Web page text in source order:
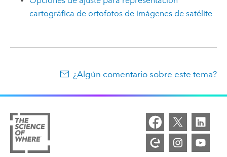
cartográfica de ortofotos de imágenes de satélite
¿Algún comentario sobre este tema?